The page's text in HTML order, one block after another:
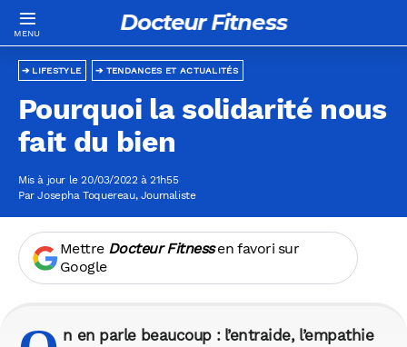
Docteur Fitness
TENDANCES ET ACTUALITÉS
LIFESTYLE
Pourquoi la solidarité nous
fait du bien
Mis à jour le 20/03/2022 à 21h55
ParJosepha Toquereau, Journaliste
Mettre Docteur Fitnessen favori sur
Google
n en parle beaucoup : l’entraide, l’empathie